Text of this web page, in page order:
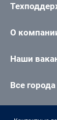
О
Наши
Все города